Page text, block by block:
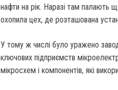
нафти на рік. Наразі там
охопила цех, де розташована
У тому ж числі було уражено
ключових підприємств
мікросхем і компонентів, які